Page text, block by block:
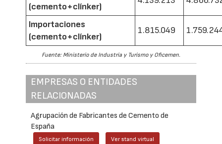
(cemento+clínker)
Importaciones
(cemento+clínker)
1.815.049
Fuente: Ministerio de Industria y Turismo y Oficemen.
EMPRESAS O ENTIDADES
RELACIONADAS
Agrupación de Fabricantes de Cemento de
España
Solicitar información Ver stand virtual